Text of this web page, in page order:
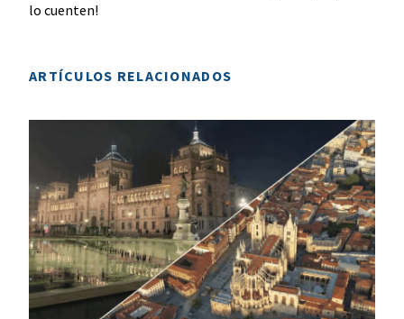
lo cuenten!
ARTÍCULOS RELACIONADOS